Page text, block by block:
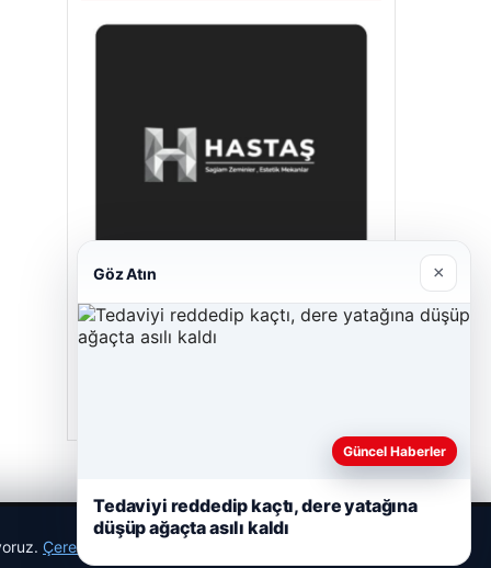
Hastaş Beton
Çerez Politikamız
Göz Atın ×
Güncel Haberler
Tedaviyi reddedip kaçtı, dere yatağına
düşüp ağaçta asılı kaldı